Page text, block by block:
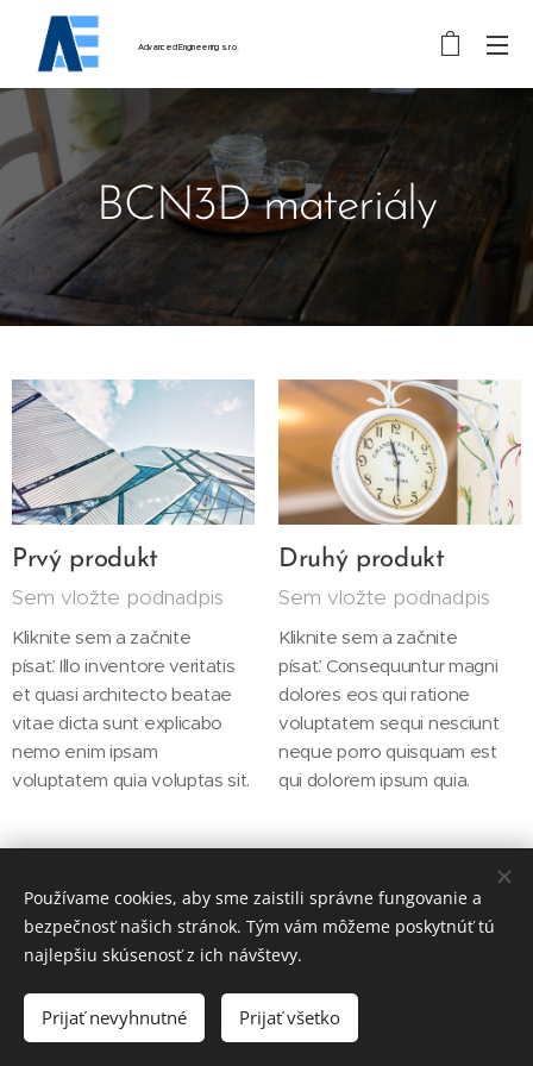
AdvancedEngineering s.r.o.
BCN3D materiály
Prvý produkt
Sem vložte podnadpis
Kliknite sem a začnite
písať. Illo inventore veritatis
et quasi architecto beatae
vitae dicta sunt explicabo
nemo enim ipsam
voluptatem quia voluptas sit.
Druhý produkt
Sem vložte podnadpis
Kliknite sem a začnite
písať. Consequuntur magni
dolores eos qui ratione
voluptatem sequi nesciunt
neque porro quisquam est
qui dolorem ipsum quia.
Copyright © 2017-2023
Advanced Engineering s.r.o.
Používame cookies, aby sme zaistili správne fungovanie a
bezpečnosť našich stránok. Tým vám môžeme poskytnúť tú
najlepšiu skúsenosť z ich návštevy.
Prijať nevyhnutné Prijať všetko